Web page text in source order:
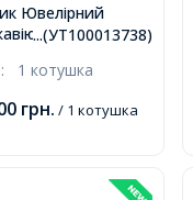
...(УТ100013738)
Ювелірний
Сталь,
0.3мм, близько
1 котушка
грн. / 1 котушка